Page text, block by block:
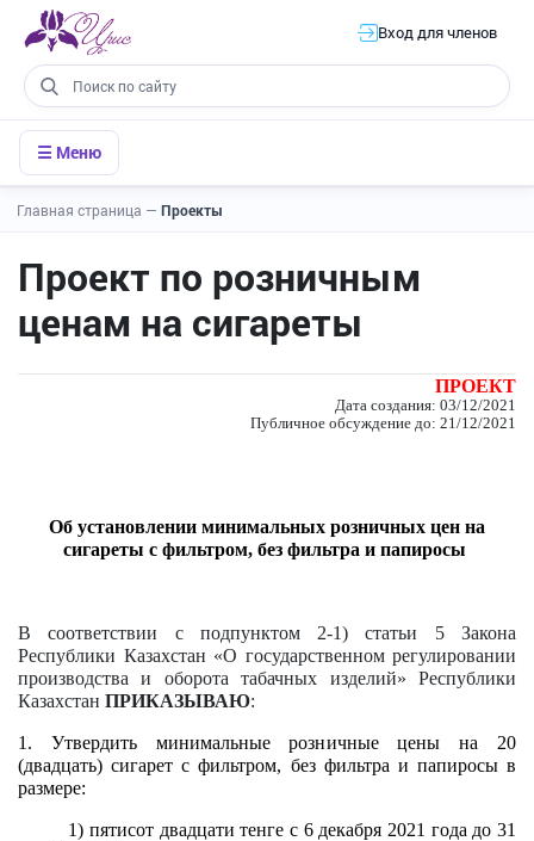
Вход для членов
☰ Меню
Главная страница — Проекты
Проект по розничным
ценам на сигареты
ПРОЕКТ
Дата создания: 03/12/2021
Публичное обсуждение до: 21/12/2021
Об установлении минимальных розничных цен на
сигареты с фильтром, без фильтра и папиросы
В соответствии с подпунктом 2-1) статьи 5 Закона
Республики Казахстан «О государственном регулировании
производства и оборота табачных изделий» Республики
Казахстан ПРИКАЗЫВАЮ:
1. Утвердить минимальные розничные цены на 20
(двадцать) сигарет с фильтром, без фильтра и папиросы в
размере:
1) пятисот двадцати тенге с 6 декабря 2021 года до 31